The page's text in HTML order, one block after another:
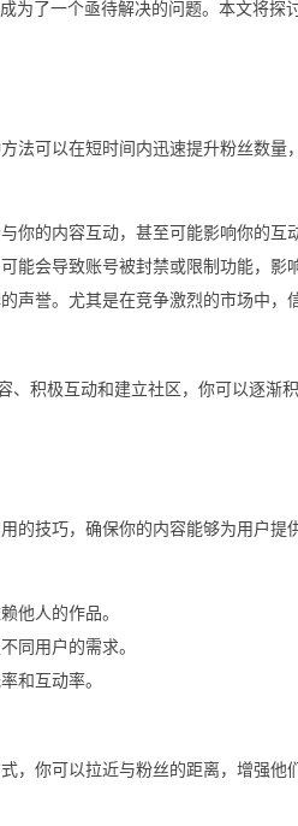
了一个亟待解决的问题。本文将探
法可以在短时间内迅速提升粉丝数量
你的内容互动，甚至可能影响你的互
能会导致账号被封禁或限制功能，影
誉。尤其是在竞争激烈的市场中，
积极互动和建立社区，你可以逐渐
的技巧，确保你的内容能够为用户提
他人的作品。
同用户的需求。
和互动率。
，你可以拉近与粉丝的距离，增强他